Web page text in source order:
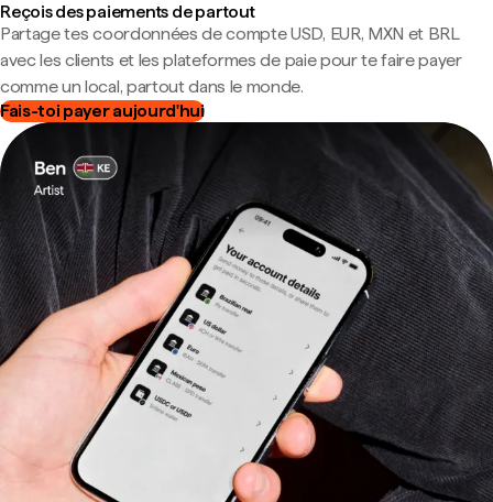
Reçois des paiements de partout
Partage tes coordonnées de compte USD, EUR, MXN et BRL
avec les clients et les plateformes de paie pour te faire payer
comme un local, partout dans le monde.
Fais-toi payer aujourd'hui